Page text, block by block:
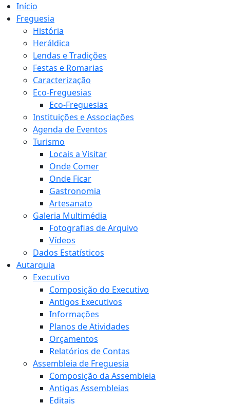
Início
Freguesia
História
Heráldica
Lendas e Tradições
Festas e Romarias
Caracterização
Eco-Freguesias
Eco-Freguesias
Instituições e Associações
Agenda de Eventos
Turismo
Locais a Visitar
Onde Comer
Onde Ficar
Gastronomia
Artesanato
Galeria Multimédia
Fotografias de Arquivo
Vídeos
Dados Estatísticos
Autarquia
Executivo
Composição do Executivo
Antigos Executivos
Informações
Planos de Atividades
Orçamentos
Relatórios de Contas
Assembleia de Freguesia
Composição da Assembleia
Antigas Assembleias
Editais